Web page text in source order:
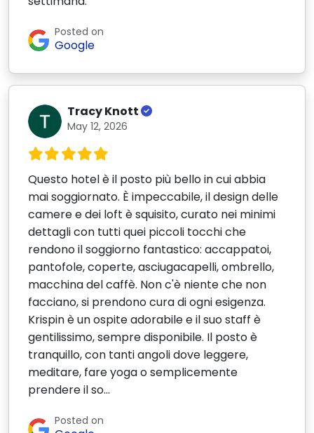
Posted on
Google
Tracy Knott
May 12, 2026
Questo hotel è il posto più bello in cui abbia
mai soggiornato. È impeccabile, il design delle
camere e dei loft è squisito, curato nei minimi
dettagli con tutti quei piccoli tocchi che
rendono il soggiorno fantastico: accappatoi,
pantofole, coperte, asciugacapelli, ombrello,
macchina del caffè. Non c'è niente che non
facciano, si prendono cura di ogni esigenza.
Krispin è un ospite adorabile e il suo staff è
gentilissimo, sempre disponibile. Il posto è
tranquillo, con tanti angoli dove leggere,
meditare, fare yoga o semplicemente
prendere il so...
Posted on